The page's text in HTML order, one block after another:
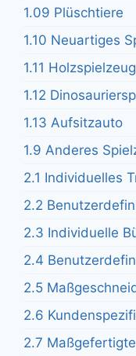
1.09 Plüschtiere
1.10 Neuartiges
1.11 Holzspielzeug
1.12
1.13 Aufsitzauto
1.9 Anderes
2.1 Individuelles
2.2
2.3 Individuelle
2.4
2.5
2.6
2.7